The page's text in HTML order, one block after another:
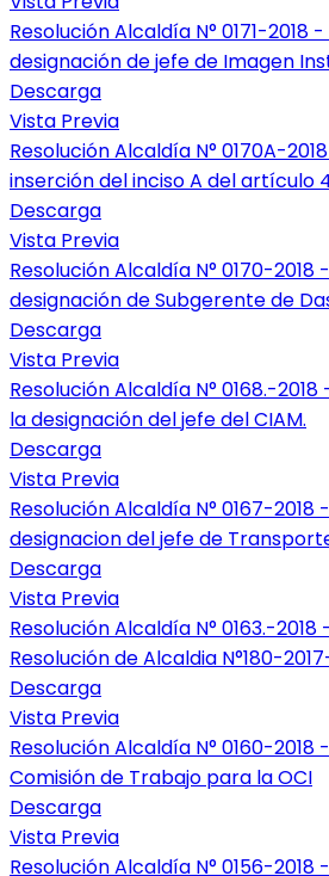
Resolución Alcaldía N° 0171-
designación de jefe de Imagen
Descarga
Vista Previa
Resolución Alcaldía N° 0170A-
inserción del inciso A del artículo
Descarga
Vista Previa
Resolución Alcaldía N° 0170-
designación de Subgerente de
Descarga
Vista Previa
Resolución Alcaldía N° 0168.-
la designación del jefe del CIAM.
Descarga
Vista Previa
Resolución Alcaldía N° 0167-
designacion del jefe de
Descarga
Vista Previa
Resolución Alcaldía N° 0163.-
Resolución de Alcaldia N°180-
Descarga
Vista Previa
Resolución Alcaldía N° 0160-
Comisión de Trabajo para la OCI
Descarga
Vista Previa
Resolución Alcaldía N° 0156-